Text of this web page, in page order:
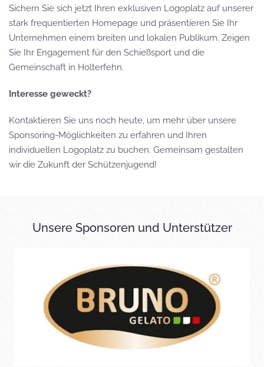
Sichern Sie sich jetzt Ihren exklusiven Logoplatz auf unserer
stark frequentierten Homepage und präsentieren Sie Ihr
Unternehmen einem breiten und lokalen Publikum. Zeigen
Sie Ihr Engagement für den Schießsport und die
Gemeinschaft in Holterfehn.
Interesse geweckt?
Kontaktieren Sie uns noch heute, um mehr über unsere
Sponsoring-Möglichkeiten zu erfahren und Ihren
individuellen Logoplatz zu buchen. Gemeinsam gestalten
wir die Zukunft der Schützenjugend!
Unsere Sponsoren und Unterstützer